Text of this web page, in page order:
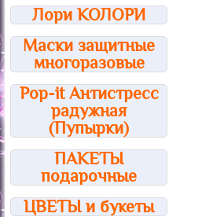
Лори КОЛОРИ
Маски защитные
многоразовые
Pop-it Антистресс
радужная
(Пупырки)
ПАКЕТЫ
подарочные
ЦВЕТЫ и букеты